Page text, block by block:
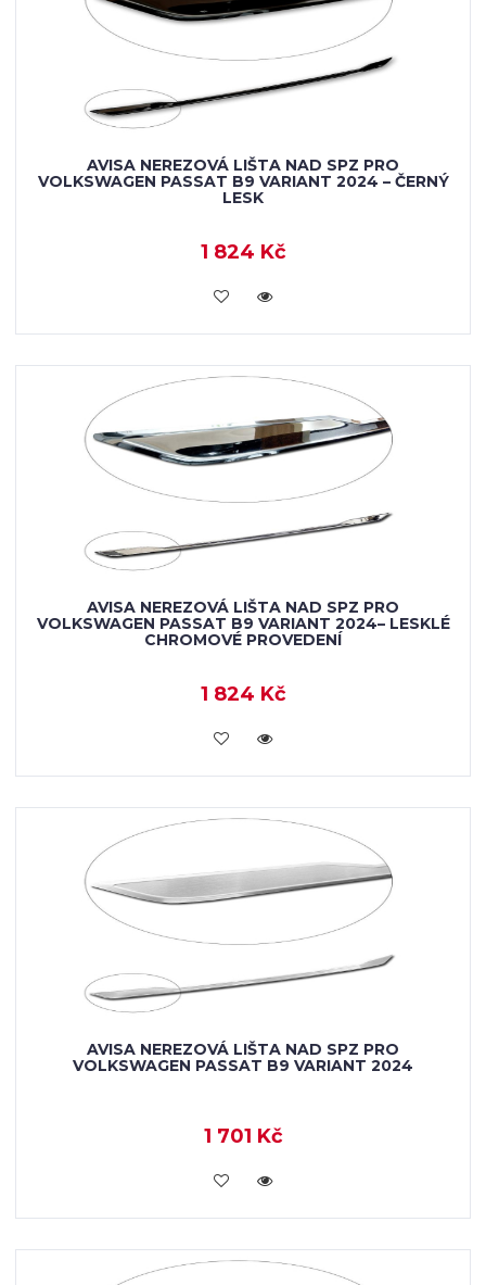
AVISA NEREZOVÁ LIŠTA NAD SPZ PRO
VOLKSWAGEN PASSAT B9 VARIANT 2024 – ČERNÝ
LESK
1 824 Kč
VLOŽIT DO KOŠÍKU
AVISA NEREZOVÁ LIŠTA NAD SPZ PRO
VOLKSWAGEN PASSAT B9 VARIANT 2024– LESKLÉ
CHROMOVÉ PROVEDENÍ
1 824 Kč
VLOŽIT DO KOŠÍKU
AVISA NEREZOVÁ LIŠTA NAD SPZ PRO
VOLKSWAGEN PASSAT B9 VARIANT 2024
1 701 Kč
VLOŽIT DO KOŠÍKU